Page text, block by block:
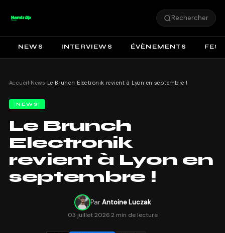
Rechercher
NEWS INTERVIEWS ÉVÈNEMENTS
Accueil›News› Le Brunch Electronik revient à Lyon en septembre !
NEWS
Le Brunch
Electronik
revient à Lyon en
septembre !
ParAntoine Luczak
03 juillet 20262 min de lecture